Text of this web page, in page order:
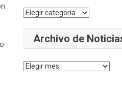
Categorías
Archivo de
Archivo